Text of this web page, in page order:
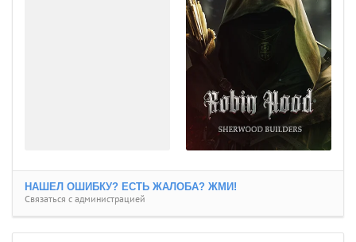
НАШЕЛ ОШИБКУ? ЕСТЬ ЖАЛОБА? ЖМИ!
Связаться с администрацией